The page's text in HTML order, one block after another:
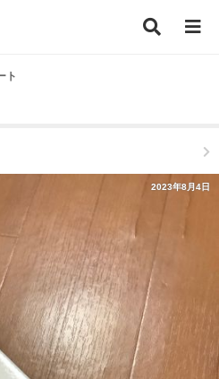
ト
2023年8月4日